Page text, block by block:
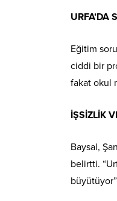
URFA’DA
Eğitim
ciddi bir
fakat okul
İŞSİZLİK
Baysal,
belirtti.